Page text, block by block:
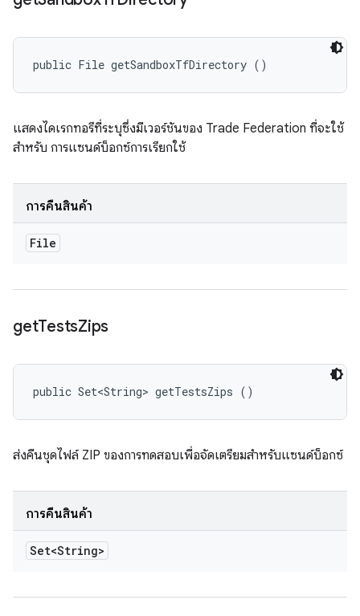
public File getSandboxTfDirectory ()
แสดงไดเรกทอรีที่ระบุซึ่งมีเวอร์ชันของ Trade Federation ที่จะใช้
สำหรับ การแซนด์บ็อกซ์การเรียกใช้
การคืนสินค้า
File
getTestsZips
public Set<String> getTestsZips ()
ส่งคืนชุดไฟล์ ZIP ของการทดสอบเพื่อจัดเตรียมสำหรับแซนด์บ็อกซ์
การคืนสินค้า
Set<String>